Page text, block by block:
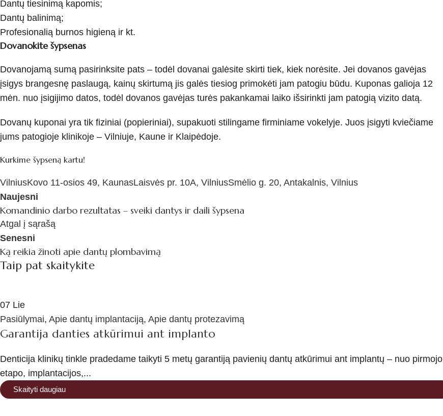
Dantų tiesinimą kapomis;
Dantų balinimą;
Profesionalią burnos higieną ir kt.
Dovanokite šypsenas
Dovanojamą sumą pasirinksite pats – todėl dovanai galėsite skirti tiek, kiek norėsite. Jei dovanos gavėjas
įsigys brangesnę paslaugą, kainų skirtumą jis galės tiesiog primokėti jam patogiu būdu. Kuponas galioja 12
mėn. nuo įsigijimo datos, todėl dovanos gavėjas turės pakankamai laiko išsirinkti jam patogią vizito datą.
Dovanų kuponai yra tik fiziniai (popieriniai), supakuoti stilingame firminiame vokelyje. Juos įsigyti kviečiame
jums patogioje klinikoje – Vilniuje, Kaune ir Klaipėdoje.
Kurkime šypseną kartu!
VilniusKovo 11-osios 49, KaunasLaisvės pr. 10A, VilniusSmėlio g. 20, Antakalnis, Vilnius
Naujesni
Komandinio darbo rezultatas – sveiki dantys ir daili šypsena
Atgal į sąrašą
Senesni
Ką reikia žinoti apie dantų plombavimą
Taip pat skaitykite
07 Lie
Pasiūlymai, Apie dantų implantaciją, Apie dantų protezavimą
Garantija danties atkūrimui ant implanto
Denticija klinikų tinkle pradedame taikyti 5 metų garantiją pavienių dantų atkūrimui ant implantų – nuo pirmojo
etapo, implantacijos,...
Skaityti daugiau